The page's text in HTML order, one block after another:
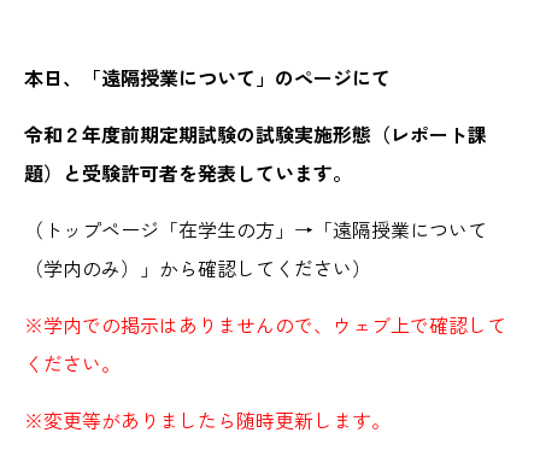
本日、「遠隔授業について」のページにて
令和２年度前期定期試験の試験実施形態（レポート課
題）と受験許可者を発表しています。
（トップページ「在学生の方」→「遠隔授業について
（学内のみ）」から確認してください）
※学内での掲示はありませんので、ウェブ上で確認して
ください。
※変更等がありましたら随時更新します。